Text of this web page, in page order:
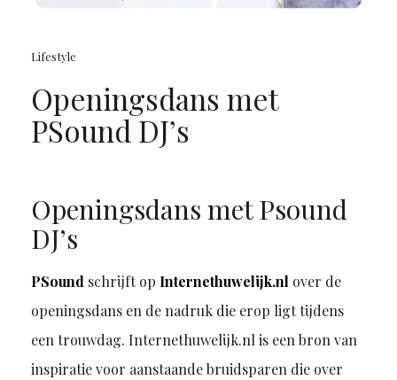
Lifestyle
Openingsdans met
PSound DJ’s
Openingsdans met Psound
DJ’s
PSound schrijftop Internethuwelijk.nl over de
openingsdansen de nadruk die erop ligt tijdens
een trouwdag. Internethuwelijk.nl is een bron van
inspiratie voor aanstaande bruidsparen die over